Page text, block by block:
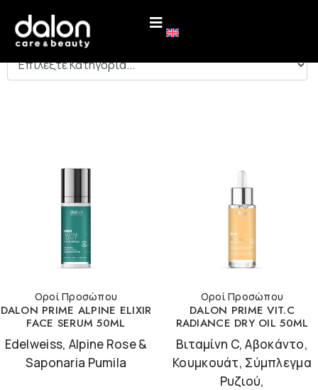
ΚΑΤΗΓΟΡΙΕΣ
Οροί Προσώπου
DALON PRIME ALPINE ELIXIR
FACE SERUM 50ML
Edelweiss, Alpine Rose &
Saponaria Pumila
Οροί Προσώπου
DALON PRIME VIT.C
RADIANCE DRY OIL 50ML
Βιταμίνη C, Αβοκάντο,
Κουμκουάτ, Σύμπλεγμα
Ρυζιού,